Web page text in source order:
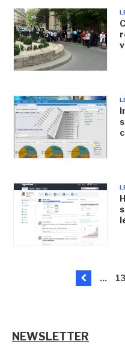
...
NEWSLETTER